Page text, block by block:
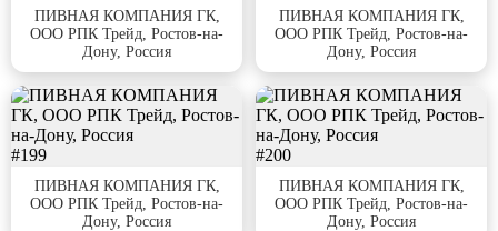
ПИВНАЯ КОМПАНИЯ ГК,
ООО РПК Трейд, Ростов-на-
Дону, Россия
ПИВНАЯ КОМПАНИЯ ГК,
ООО РПК Трейд, Ростов-на-
Дону, Россия
#199
ПИВНАЯ КОМПАНИЯ ГК,
ООО РПК Трейд, Ростов-на-
Дону, Россия
#200
ПИВНАЯ КОМПАНИЯ ГК,
ООО РПК Трейд, Ростов-на-
Дону, Россия